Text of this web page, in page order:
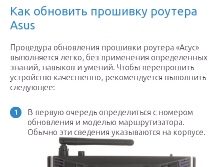
Как обновить прошивку роутера
Asus
Процедура обновления прошивки роутера «Асус»
выполняется легко, без применения определенных
знаний, навыков и умений. Чтобы перепрошить
устройство качественно, рекомендуется выполнить
следующее:
В первую очередь определиться с номером
обновления и моделью маршрутизатора.
Обычно эти сведения указываются на корпусе.